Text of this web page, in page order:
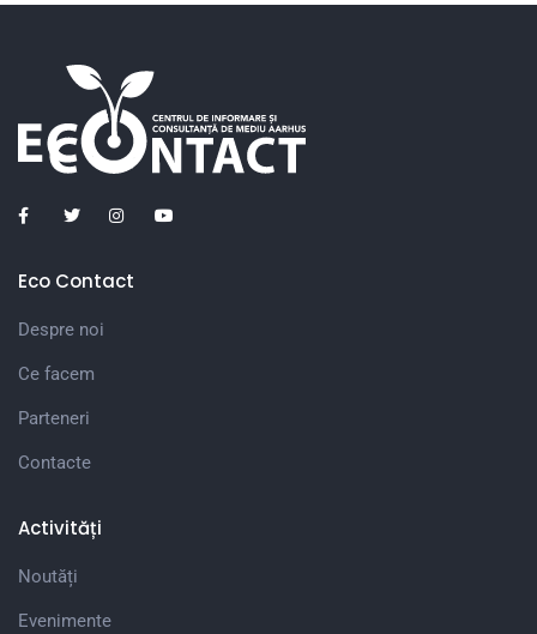
Eco Contact
Despre noi
Ce facem
Parteneri
Contacte
Activități
Noutăți
Evenimente